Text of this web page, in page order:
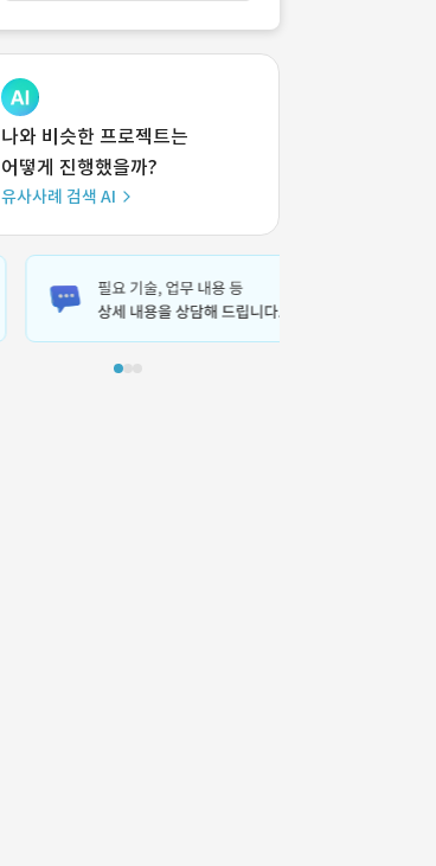
나와 비슷한 프로젝트는
어떻게 진행했을까?
유사사례 검색 AI